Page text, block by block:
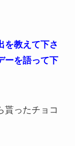
教えて下さ
ーを語って下
貰ったチョコ